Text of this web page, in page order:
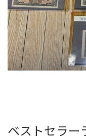
ベストセラー